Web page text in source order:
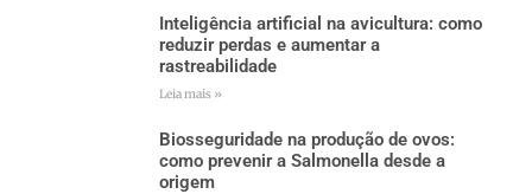
Inteligência artificial na avicultura: como
reduzir perdas e aumentar a
rastreabilidade
Leia mais »
Biosseguridade na produção de ovos:
como prevenir a Salmonella desde a
origem